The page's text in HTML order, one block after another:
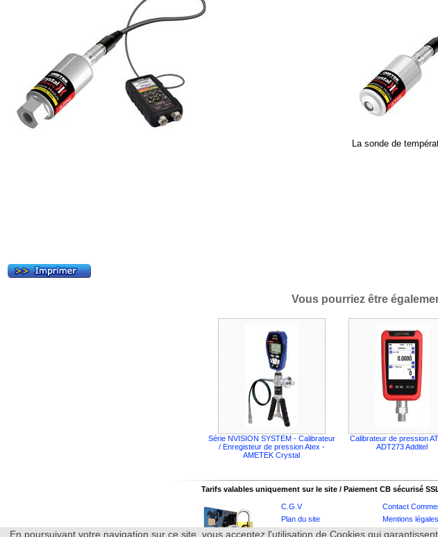
En poursuivant votre navigation sur ce site, vous acceptez l'utilisation de Cookies qui
La sonde de
Vous pourriez être
Série NVISION SYSTEM - Calibrateur
/ Enregisteur de pression Atex -
AMETEK Crystal
Calibrateur de pression
ADT273 Additel
Tarifs valables uniquement sur le site / Paiement CB sécurisé
C.G.V
Contact
Plan du site
Mentions légales
Nos catalogues
Produits en